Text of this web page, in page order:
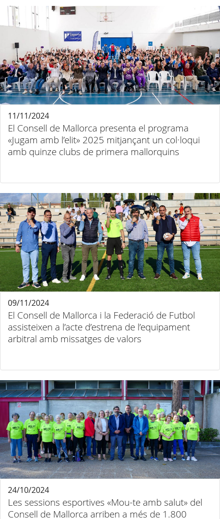
El Consell de Mallorca presenta el programa
«Jugam amb l’elit» 2025 mitjançant un col·loqui
amb quinze clubs de primera mallorquins
11/11/2024
El Consell de Mallorca i la Federació de Futbol
assisteixen a l’acte d’estrena de l’equipament
arbitral amb missatges de valors
09/11/2024
Les sessions esportives «Mou-te amb salut» del
Consell de Mallorca arriben a més de 1.800
24/10/2024